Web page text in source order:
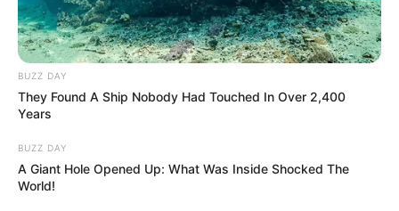
Magyar Péter 9-kor robbant: olyan ügy jöhet, ami a
Fidesz kongresszusát is árnyékba boríthatja
BUZZ DAY
They Found A Ship Nobody Had Touched In Over 2,400
Years
BUZZ DAY
A Giant Hole Opened Up: What Was Inside Shocked The
World!